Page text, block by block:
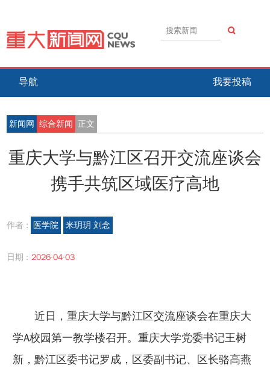
导航 我要投稿
新闻网 综合新闻 正文
重庆大学与黔江区召开交流座谈会
携手共筑区域医疗高地
作者 : 医学院 米玥玥 刘念
日期 : 2026-04-03
近日，重庆大学与黔江区交流座谈会在重庆大
学A校园第一教学楼召开。重庆大学党委书记王树
新，黔江区委书记罗成，区委副书记、区长骆高燕